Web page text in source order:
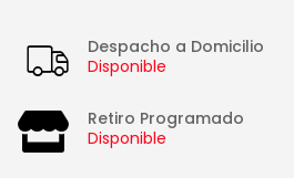
Despacho a Domicilio
Disponible
Retiro Programado
Disponible